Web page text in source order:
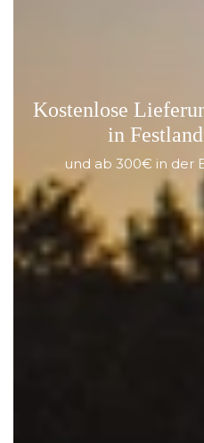
Kostenlose
in
und ab 300€ in der